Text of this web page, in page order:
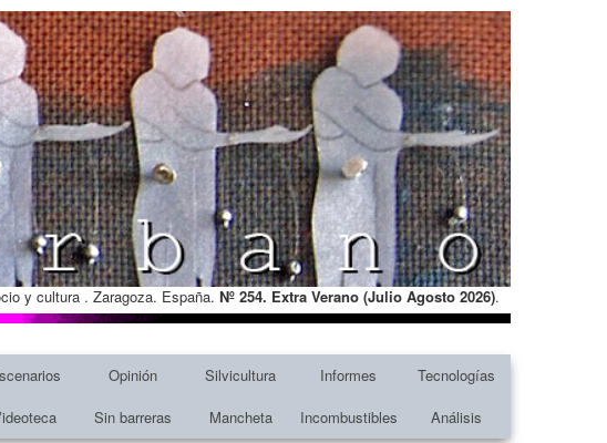
y cultura . Zaragoza. España. Nº 254. Extra Verano (Julio Agosto 2026).
Opinión Silvicultura Informes
Tecnologías
Sin barreras Mancheta Incombustibles Análisis